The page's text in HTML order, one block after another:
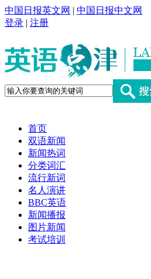
中国日报英文网 | 中国日报中文网
登录 | 注册
首页
双语新闻
新闻热词
分类词汇
流行新词
名人演讲
BBC英语
新闻播报
图片新闻
考试培训